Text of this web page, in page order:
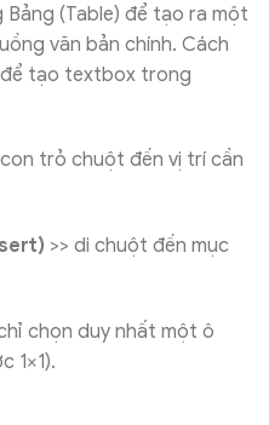
(Table) để tạo ra một
văn bản chính. Cách
để tạo textbox trong
trỏ chuột đến vị trí cần
>> di chuột đến mục
chọn duy nhất một ô
1×1).